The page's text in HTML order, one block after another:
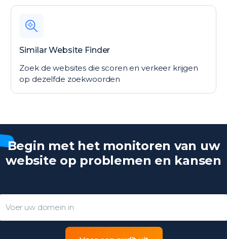
Similar Website Finder
Zoek de websites die scoren en verkeer krijgen
op dezelfde zoekwoorden
Begin met het monitoren van uw
website op problemen en kansen